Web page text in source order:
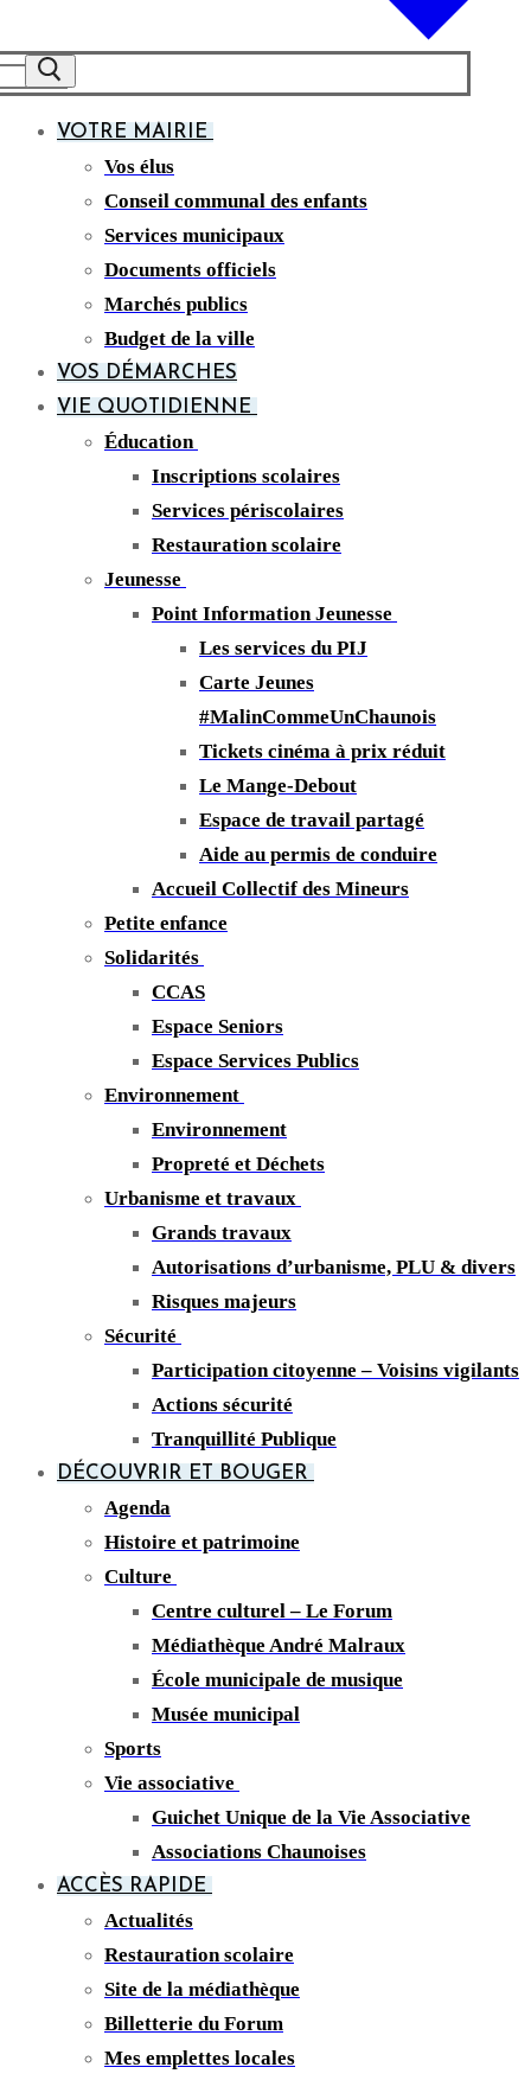
VOTRE MAIRIE
Vos élus
Conseil communal des enfants
Services municipaux
Documents officiels
Marchés publics
Budget de la ville
VOS DÉMARCHES
VIE QUOTIDIENNE
Éducation
Inscriptions scolaires
Services périscolaires
Restauration scolaire
Jeunesse
Point Information Jeunesse
Les services du PIJ
Carte Jeunes
#MalinCommeUnChaunois
Tickets cinéma à prix réduit
Le Mange-Debout
Espace de travail partagé
Aide au permis de conduire
Accueil Collectif des Mineurs
Petite enfance
Solidarités
CCAS
Espace Seniors
Espace Services Publics
Environnement
Environnement
Propreté et Déchets
Urbanisme et travaux
Grands travaux
Autorisations d’urbanisme, PLU & divers
Risques majeurs
Sécurité
Participation citoyenne – Voisins vigilants
Actions sécurité
Tranquillité Publique
DÉCOUVRIR ET BOUGER
Agenda
Histoire et patrimoine
Culture
Centre culturel – Le Forum
Médiathèque André Malraux
École municipale de musique
Musée municipal
Sports
Vie associative
Guichet Unique de la Vie Associative
Associations Chaunoises
ACCÈS RAPIDE
Actualités
Restauration scolaire
Site de la médiathèque
Billetterie du Forum
Mes emplettes locales